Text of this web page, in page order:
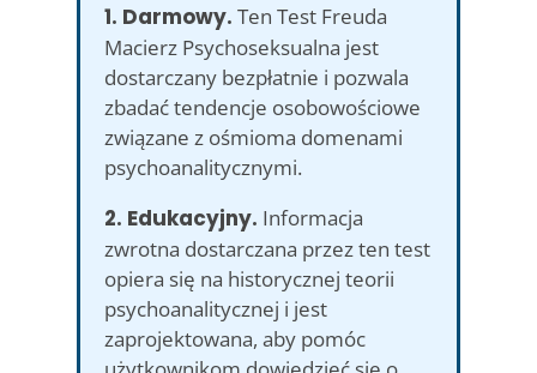
1. Darmowy. Ten Test Freuda
Macierz Psychoseksualna jest
dostarczany bezpłatnie i pozwala
zbadać tendencje osobowościowe
związane z ośmioma domenami
psychoanalitycznymi.
2. Edukacyjny. Informacja
zwrotna dostarczana przez ten test
opiera się na historycznej teorii
psychoanalitycznej i jest
zaprojektowana, aby pomóc